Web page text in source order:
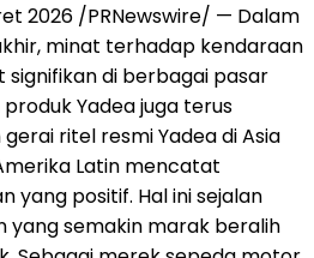
2026 /PRNewswire/ — Dalam
minat terhadap kendaraan
signifikan di berbagai pasar
Yadea juga terus
ritel resmi Yadea di Asia
Latin mencatat
yang positif. Hal ini sejalan
yang semakin marak beralih